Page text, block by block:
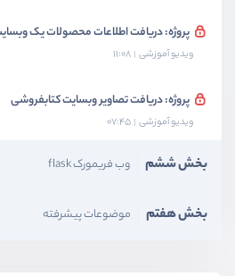
پروژه: دریافت اطلاعات محصولات یک
ویدیو آموزشی 11:08
پروژه: دریافت تصاویر وبسایت کتابفروشی
ویدیو آموزشی 07:45
بخش ششم وب فریمورک flask
بخش هفتم موضوعات پیشرفته